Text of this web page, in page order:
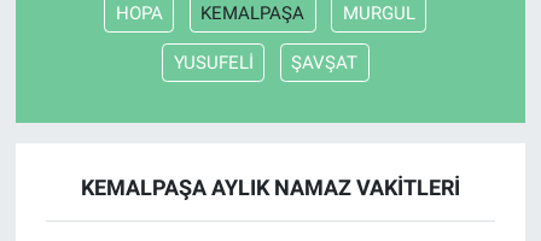
HOPA KEMALPAŞA MURGUL
YUSUFELİ ŞAVŞAT
KEMALPAŞA AYLIK NAMAZ VAKITLERI